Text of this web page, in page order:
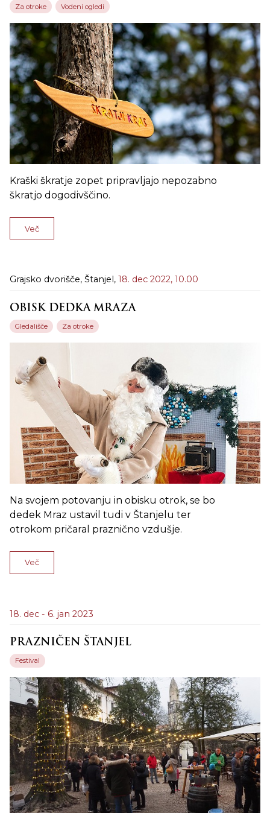
Za otroke Vodeni ogledi
Kraški škratje zopet pripravljajo nepozabno
škratjo dogodivščino.
Več
Grajsko dvorišče, Štanjel, 18. dec 2022, 10.00
OBISK DEDKA MRAZA
Gledališče Za otroke
Na svojem potovanju in obisku otrok, se bo
dedek Mraz ustavil tudi v Štanjelu ter
otrokom pričaral praznično vzdušje.
Več
18. dec - 6. jan 2023
PRAZNIČEN ŠTANJEL
Festival